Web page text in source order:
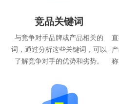
竞品关键词
与竞争对手品牌或产品相关的
词，通过分析这些关键词，可以
了解竞争对手的优势和劣势。